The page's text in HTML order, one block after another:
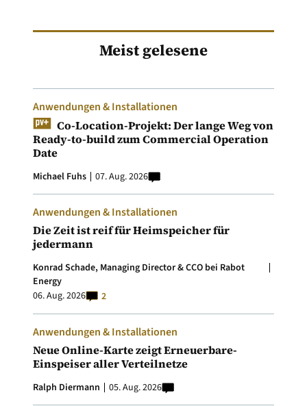
Meist gelesene
Anwendungen & Installationen
Co-Location-Projekt: Der lange Weg von
Ready-to-build zum Commercial Operation
Date
Michael Fuhs 07. Aug. 2026
Anwendungen & Installationen
Die Zeit ist reif für Heimspeicher für
jedermann
Konrad Schade, Managing Director & CCO bei Rabot
Energy
06. Aug. 2026
2
Anwendungen & Installationen
Neue Online-Karte zeigt Erneuerbare-
Einspeiser aller Verteilnetze
Ralph Diermann 05. Aug. 2026